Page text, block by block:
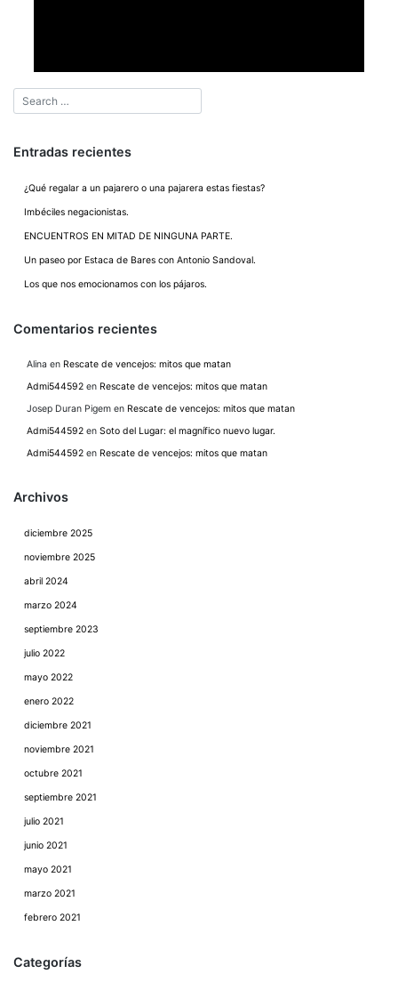
Entradas recientes
¿Qué regalar a un pajarero o una pajarera estas fiestas?
Imbéciles negacionistas.
ENCUENTROS EN MITAD DE NINGUNA PARTE.
Un paseo por Estaca de Bares con Antonio Sandoval.
Los que nos emocionamos con los pájaros.
Comentarios recientes
Alina en Rescate de vencejos: mitos que matan
Admi544592 en Rescate de vencejos: mitos que matan
Josep Duran Pigem en Rescate de vencejos: mitos que matan
Admi544592 en Soto del Lugar: el magnífico nuevo lugar.
Admi544592 en Rescate de vencejos: mitos que matan
Archivos
diciembre 2025
noviembre 2025
abril 2024
marzo 2024
septiembre 2023
julio 2022
mayo 2022
enero 2022
diciembre 2021
noviembre 2021
octubre 2021
septiembre 2021
julio 2021
junio 2021
mayo 2021
marzo 2021
febrero 2021
Categorías